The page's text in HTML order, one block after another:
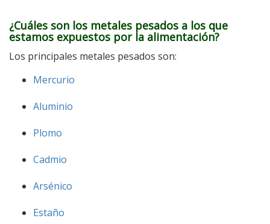
¿Cuáles son los metales pesados a los que
estamos expuestos por la alimentación?
Los principales metales pesados son:
Mercurio
Aluminio
Plomo
Cadmio
Arsénico
Estaño